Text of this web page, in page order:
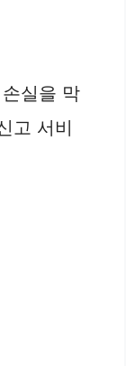
실을 막
고 서비